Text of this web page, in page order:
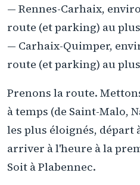
— Rennes-Carhaix,
route (et parking) au
— Carhaix-Quimper,
route (et parking) au
Prenons la route.
à temps (de Saint-Malo,
les plus éloignés, départ
arriver à l'heure à la
Soit à Plabennec.